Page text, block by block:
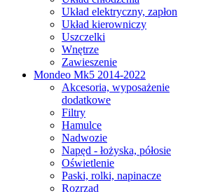
Układ elektryczny, zapłon
Układ kierowniczy
Uszczelki
Wnętrze
Zawieszenie
Mondeo Mk5 2014-2022
Akcesoria, wyposażenie
dodatkowe
Filtry
Hamulce
Nadwozie
Napęd - łożyska, półosie
Oświetlenie
Paski, rolki, napinacze
Rozrząd